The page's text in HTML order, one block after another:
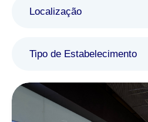
Localização
Tipo de Estabelecimento